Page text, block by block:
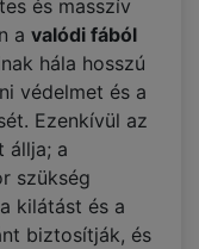
és masszív
a valódi fából
hála hosszú
védelmet és a
Ezenkívül az
állja; a
szükség
kilátást és a
biztosítják, és